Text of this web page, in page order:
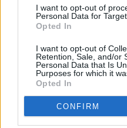
I want to opt-out of
Personal Data for
Opted In
I want to opt-out of
Retention, Sale, and/or
Personal Data that Is
Purposes for which it
Opted In
CONFIRM